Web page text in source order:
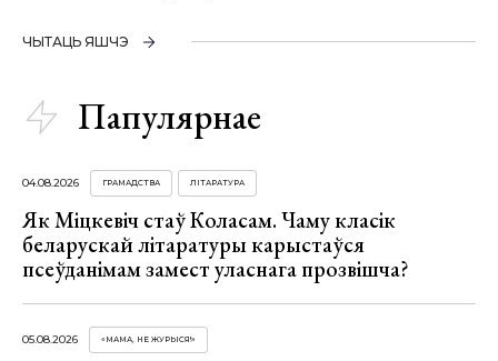
ЧЫТАЦЬ ЯШЧЭ
Папулярнае
04.08.2026 ГРАМАДСТВА ЛІТАРАТУРА
Як Міцкевіч стаў Коласам. Чаму класік
беларускай літаратуры карыстаўся
псеўданімам замест уласнага прозвішча?
05.08.2026 «МАМА, НЕ ЖУРЫСЯ!»